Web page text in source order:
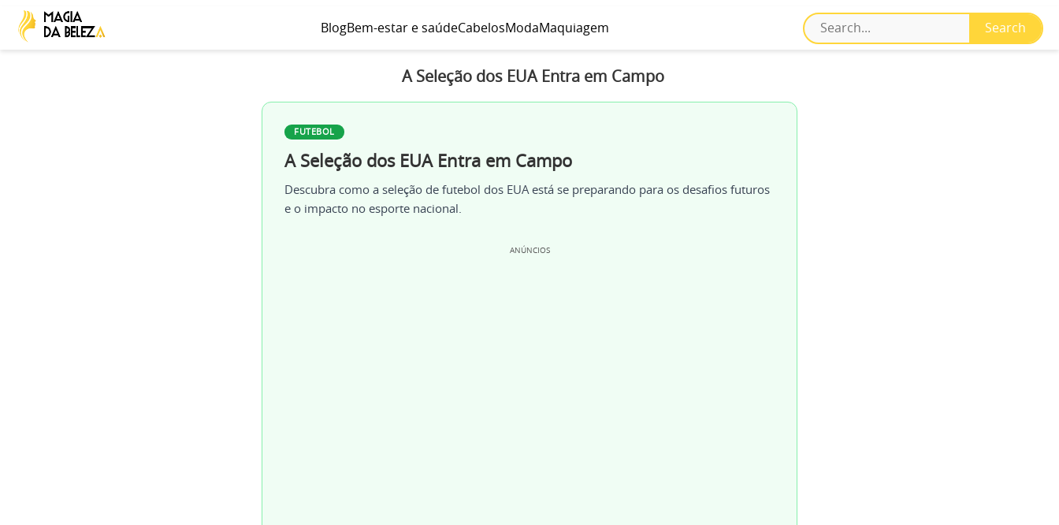
BlogBem-estar e saúdeCabelosModaMaquiagem
A Seleção dos EUA Entra em Campo
FUTEBOL
A Seleção dos EUA Entra em Campo
Descubra como a seleção de futebol dos EUA está se preparando para os desafios futuros
e o impacto no esporte nacional.
ANÚNCIOS